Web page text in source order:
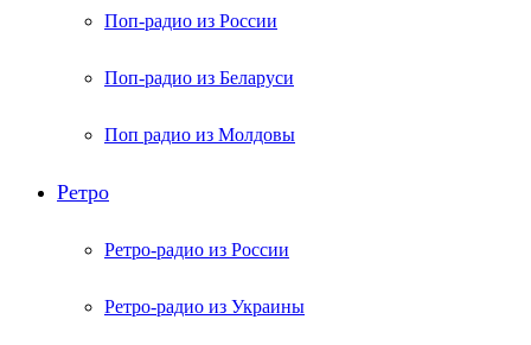
Поп-радио из России
Поп-радио из Беларуси
Поп радио из Молдовы
Ретро
Ретро-радио из России
Ретро-радио из Украины